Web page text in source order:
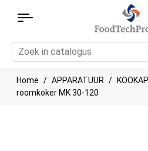
Home APPARATUUR
roomkoker MK 30-120